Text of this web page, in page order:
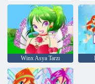
Winx Asya Tarzı